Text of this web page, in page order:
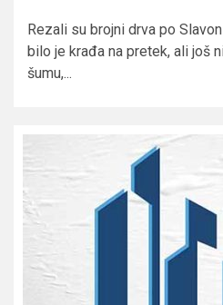
Rezali su brojni drva po
bilo je krađa na pretek, ali još
šumu,...